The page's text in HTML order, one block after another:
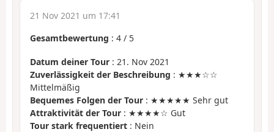
21 Nov 2021 um 17:41
Gesamtbewertung : 4 / 5
Datum deiner Tour : 21. Nov 2021
Zuverlässigkeit der Beschreibung : ★★★☆☆
Mittelmäßig
Bequemes Folgen der Tour : ★★★★★ Sehr gut
Attraktivität der Tour : ★★★★☆ Gut
Tour stark frequentiert : Nein